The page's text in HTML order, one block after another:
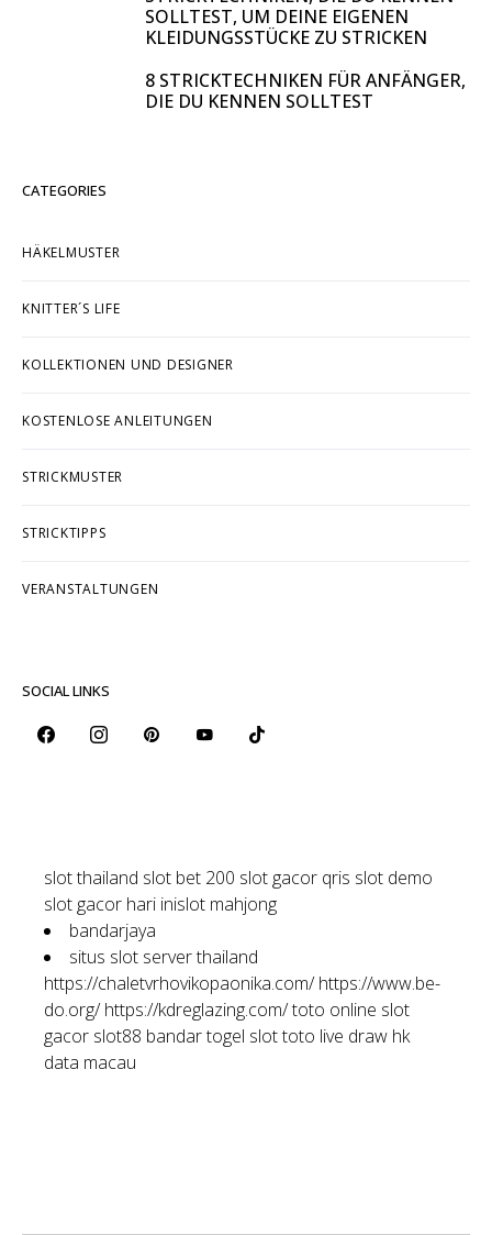
SOLLTEST, UM DEINE EIGENEN
KLEIDUNGSSTÜCKE ZU STRICKEN
8 STRICKTECHNIKEN FÜR ANFÄNGER,
DIE DU KENNEN SOLLTEST
CATEGORIES
HÄKELMUSTER
KNITTER´S LIFE
KOLLEKTIONEN UND DESIGNER
KOSTENLOSE ANLEITUNGEN
STRICKMUSTER
STRICKTIPPS
VERANSTALTUNGEN
SOCIAL LINKS
slot thailand slot bet 200 slot gacor qris slot demo
slot gacor hari inislot mahjong
bandarjaya
situs slot server thailand
https://chaletvrhovikopaonika.com/ https://www.be-
do.org/ https://kdreglazing.com/toto online slot
gacor slot88 bandar togel slot toto live draw hk
data macau